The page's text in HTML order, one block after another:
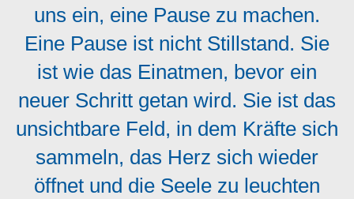
uns ein, eine Pause zu machen.
Eine Pause ist nicht Stillstand. Sie
ist wie das Einatmen, bevor ein
neuer Schritt getan wird. Sie ist das
unsichtbare Feld, in dem Kräfte sich
sammeln, das Herz sich wieder
öffnet und die Seele zu leuchten